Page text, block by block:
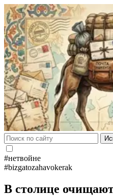
#нетвойне
#bizgatozahavokerak
В столице